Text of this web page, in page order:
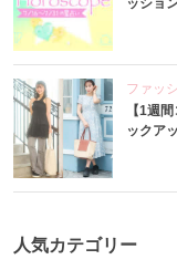
ッショ
ファッ
【1週
ックア
人気カテゴリー